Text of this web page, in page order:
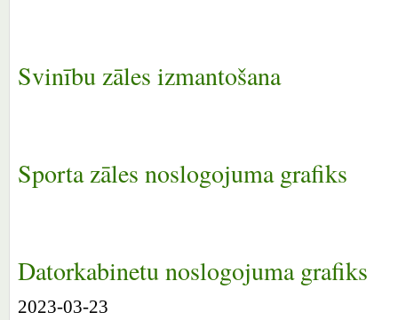
Svinību zāles izmantošana
Sporta zāles noslogojuma grafiks
Datorkabinetu noslogojuma grafiks
2023-03-23